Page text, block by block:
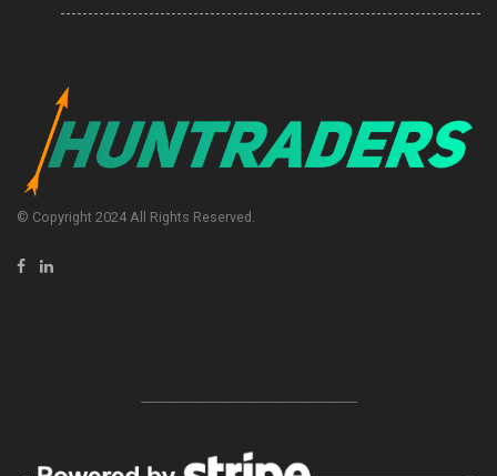
© Copyright 2024 All Rights Reserved.
-----------------------------------------------------------------